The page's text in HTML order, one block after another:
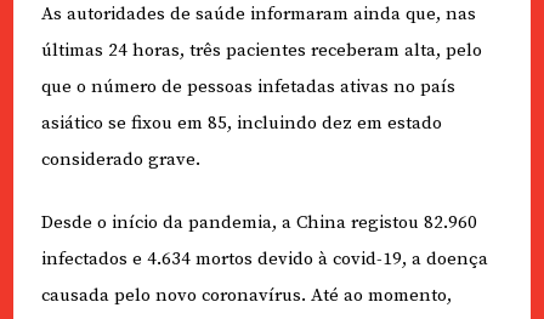
As autoridades de saúde informaram ainda que, nas
últimas 24 horas, três pacientes receberam alta, pelo
que o número de pessoas infetadas ativas no país
asiático se fixou em 85, incluindo dez em estado
considerado grave.
Desde o início da pandemia, a China registou 82.960
infectados e 4.634 mortos devido à covid-19, a doença
causada pelo novo coronavírus. Até ao momento,